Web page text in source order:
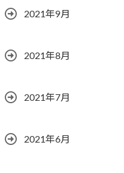
2021年9月
2021年8月
2021年7月
2021年6月